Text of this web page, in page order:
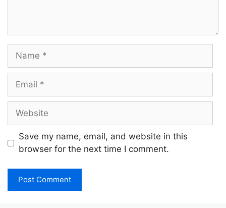
Name
Email
Website
Save my name, email, and website in this
browser for the next time I comment.